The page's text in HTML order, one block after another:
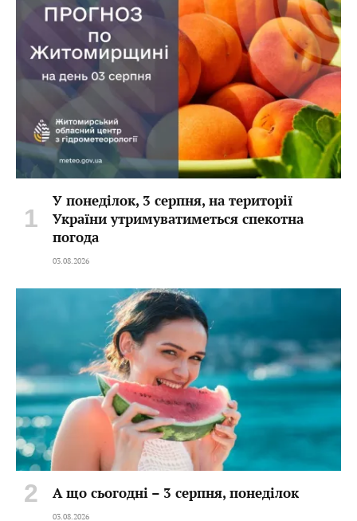
У понеділок, 3 серпня, на території
України утримуватиметься спекотна
погода
03.08.2026
А що сьогодні – 3 серпня, понеділок
03.08.2026